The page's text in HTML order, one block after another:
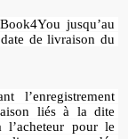
jusqu’au
de livraison du
l’enregistrement
liés à la dite
l’acheteur pour le